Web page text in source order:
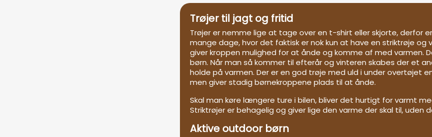
Trøjer til jagt og fritid
Trøjer er nemme lige at tage over en t-shirt eller skjorte, derfor
mange dage, hvor det faktisk er nok kun at have en striktrøje
giver kroppen mulighed for at ånde og komme af med varmen.
børn. Når man så kommer til efterår og vinteren skabes der et
holde på varmen. Der er en god trøje med uld i under overtøjet
men giver stadig børnekroppene plads til at ånde.
Skal man køre længere ture i bilen, bliver det hurtigt for varmt
Striktrøjer er behagelig og giver lige den varme der skal til, uden
Aktive outdoor børn